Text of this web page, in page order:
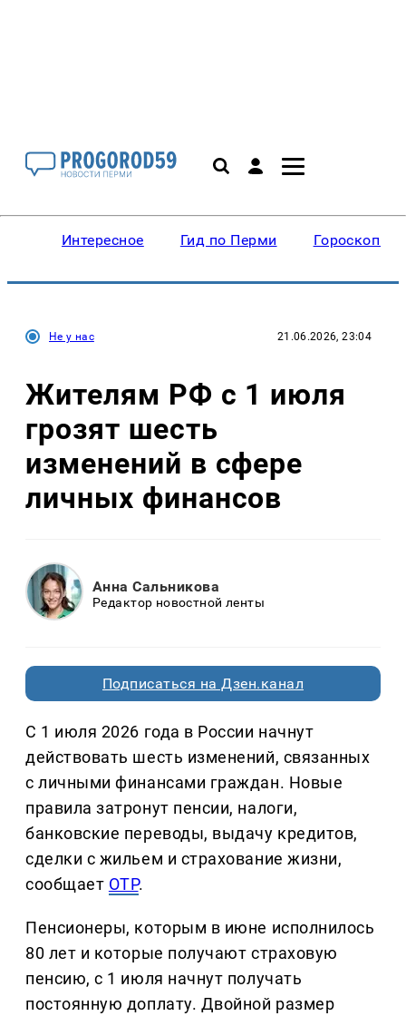
Интересное Гид по Перми Гороскопы
Не у нас 21.06.2026, 23:04
Жителям РФ с 1 июля
грозят шесть
изменений в сфере
личных финансов
Анна Сальникова
Редактор новостной ленты
Подписаться на Дзен.канал
С 1 июля 2026 года в России начнут
действовать шесть изменений, связанных
с личными финансами граждан. Новые
правила затронут пенсии, налоги,
банковские переводы, выдачу кредитов,
сделки с жильем и страхование жизни,
сообщает ОТР.
Пенсионеры, которым в июне исполнилось
80 лет и которые получают страховую
пенсию, с 1 июля начнут получать
постоянную доплату. Двойной размер